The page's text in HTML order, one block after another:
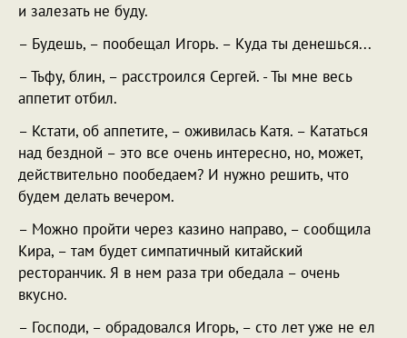
и залезать не буду.
– Будешь, – пообещал Игорь. – Куда ты денешься...
– Тьфу, блин, – расстроился Сергей. - Ты мне весь
аппетит отбил.
– Кстати, об аппетите, – оживилась Катя. – Кататься
над бездной – это все очень интересно, но, может,
действительно пообедаем? И нужно решить, что
будем делать вечером.
– Можно пройти через казино направо, – сообщила
Кира, – там будет симпатичный китайский
ресторанчик. Я в нем раза три обедала – очень
вкусно.
– Господи, – обрадовался Игорь, – сто лет уже не ел